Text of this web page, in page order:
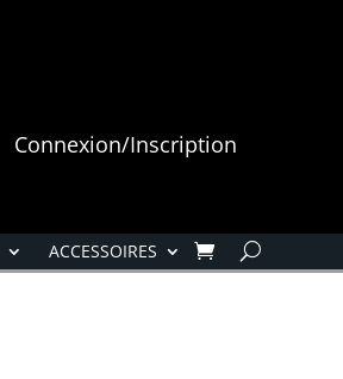
Connexion/Inscription
ACCESSOIRES